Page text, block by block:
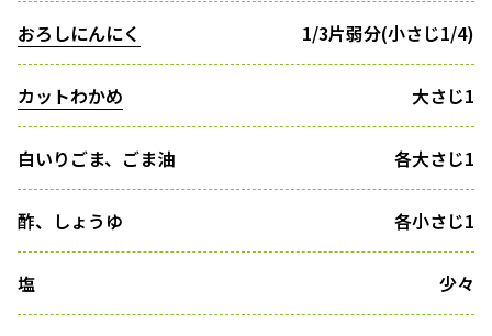
おろしにんにく 1/3片弱分(小さじ1/4)
カットわかめ 大さじ1
白いりごま、ごま油 各大さじ1
酢、しょうゆ 各小さじ1
塩 少々